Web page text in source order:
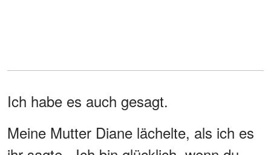
Ich habe es auch gesagt.
Meine Mutter Diane lächelte, als ich es